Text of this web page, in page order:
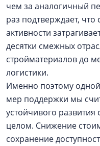
чем за аналогичный
раз подтверждает,
активности
десятки смежных
стройматериалов до
логистики.
Именно поэтому
мер поддержки мы
устойчивого развития
целом. Снижение
сохранение